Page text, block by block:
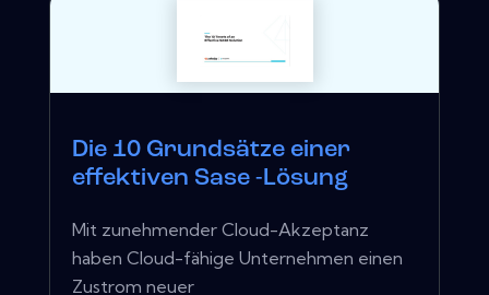
Die 10 Grundsätze einer
effektiven Sase -Lösung
Mit zunehmender Cloud-Akzeptanz
haben Cloud-fähige Unternehmen einen
Zustrom neuer